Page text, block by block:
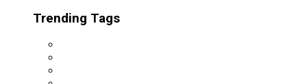
Trending Tags